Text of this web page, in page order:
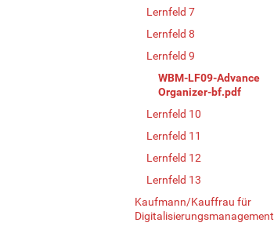
Lernfeld 7
Lernfeld 8
Lernfeld 9
WBM-LF09-Advance
Organizer-bf.pdf
Lernfeld 10
Lernfeld 11
Lernfeld 12
Lernfeld 13
Kaufmann/Kauffrau für
Digitalisierungsmanagement